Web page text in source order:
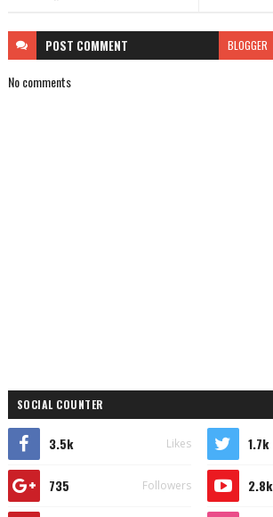
POST COMMENT BLOGGER
No comments
SOCIAL COUNTER
3.5k Likes 1.7k
735 Followers 2.8k